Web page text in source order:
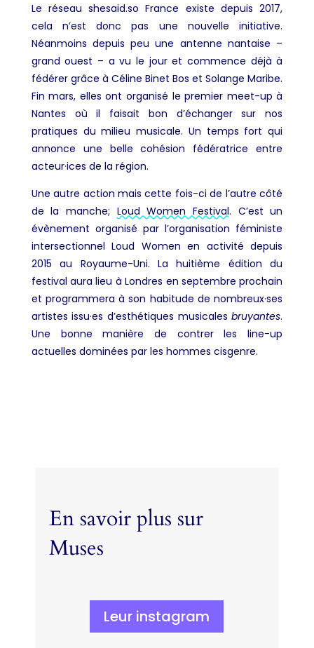
Le réseau shesaid.so France existe depuis 2017,
cela n’est donc pas une nouvelle initiative.
Néanmoins depuis peu une antenne nantaise –
grand ouest – a vu le jour et commence déjà à
fédérer grâce à Céline Binet Bos et Solange Maribe.
Fin mars, elles ont organisé le premier meet-up à
Nantes où il faisait bon d’échanger sur nos
pratiques du milieu musicale. Un temps fort qui
annonce une belle cohésion fédératrice entre
acteur·ices de la région.
Une autre action mais cette fois-ci de l’autre côté
de la manche; Loud Women Festival. C’est un
évènement organisé par l’organisation féministe
intersectionnel Loud Women en activité depuis
2015 au Royaume-Uni. La huitième édition du
festival aura lieu à Londres en septembre prochain
et programmera à son habitude de nombreux·ses
artistes issu·es d’esthétiques musicalesbruyantes.
Une bonne manière de contrer les line-up
actuelles dominées par les hommes cisgenre.
En savoir plus sur
Muses
Leur instagram